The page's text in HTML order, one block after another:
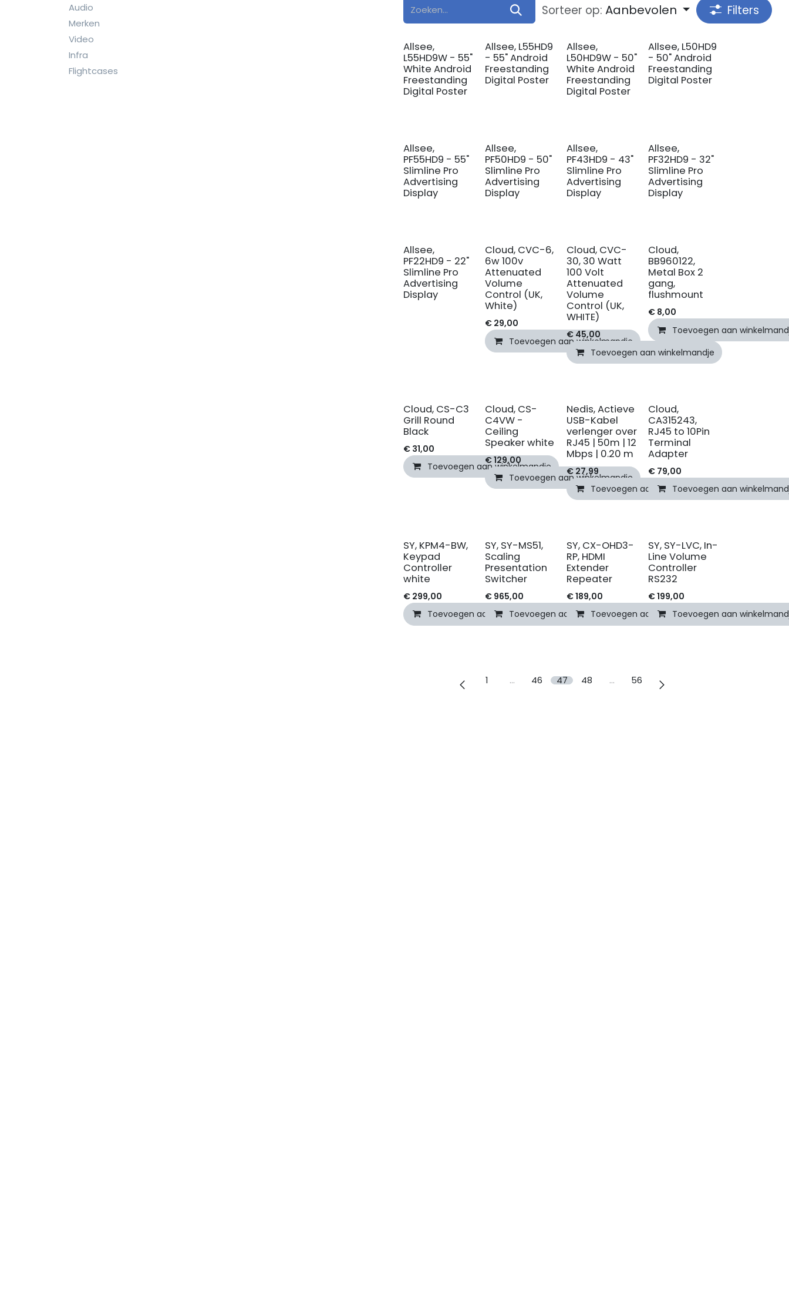
Audio
Merken
Video
Infra
Flightcases
Sorteer op: Aanbevolen Filters
Allsee,
L55HD9W - 55"
White Android
Freestanding
Digital Poster
Allsee, L55HD9
- 55" Android
Freestanding
Digital Poster
Allsee,
L50HD9W - 50"
White Android
Freestanding
Digital Poster
Allsee, L50HD9
- 50" Android
Freestanding
Digital Poster
Allsee,
PF55HD9 - 55"
Slimline Pro
Advertising
Display
Allsee,
PF50HD9 - 50"
Slimline Pro
Advertising
Display
Allsee,
PF43HD9 - 43"
Slimline Pro
Advertising
Display
Allsee,
PF32HD9 - 32"
Slimline Pro
Advertising
Display
Allsee,
PF22HD9 - 22"
Slimline Pro
Advertising
Display
Cloud, CVC-6,
6w 100v
Attenuated
Volume
Control (UK,
White)
€ 29,00
Toevoegen aan winkelmandje
Cloud, CVC-
30, 30 Watt
100 Volt
Attenuated
Volume
Control (UK,
WHITE)
€ 45,00
Toevoegen aan winkelmandje
Cloud,
BB960122,
Metal Box 2
gang,
flushmount
€ 8,00
Toevoegen aan
Cloud, CS-C3
Grill Round
Black
€ 31,00
Toevoegen aan winkelmandje
Cloud, CS-
C4VW -
Ceiling
Speaker white
€129,00
Toevoegen aan winkelmandje
Nedis, Actieve
USB-Kabel
verlenger over
RJ45 | 50m | 12
Mbps | 0.20 m
€ 27,99
Toevoegen aan winkelmandje
Cloud,
CA315243,
RJ45 to 10Pin
Terminal
Adapter
€ 79,00
Toevoegen aan
SY, KPM4-BW,
Keypad
Controller
white
€ 299,00
Toevoegen aan winkelmandje
SY, SY-MS51,
Scaling
Presentation
Switcher
€ 965,00
Toevoegen aan winkelmandje
SY, CX-OHD3-
RP, HDMI
Extender
Repeater
€189,00
Toevoegen aan winkelmandje
SY, SY-LVC, In-
Line Volume
Controller
RS232
€199,00
Toevoegen aan
1 … 46 47 48 … 56